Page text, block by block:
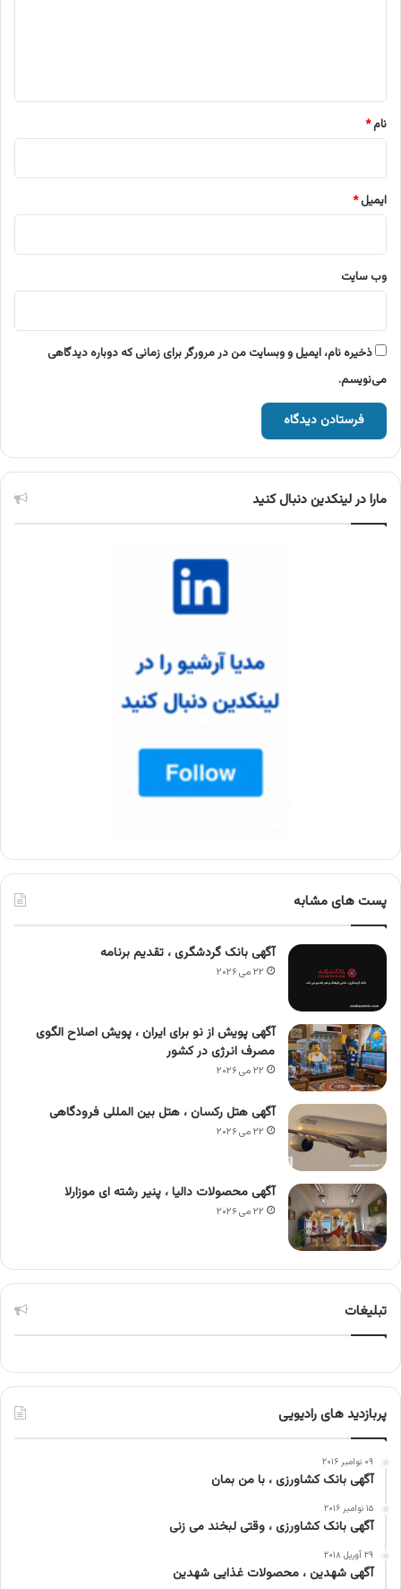
نام*
ایمیل*
وب‌ سایت
ذخیره نام، ایمیل و وبسایت من در مرورگر برای زمانی که دوباره دیدگاهی
می‌نویسم.
مارا در لینکدین دنبال کنید
پست های مشابه
آگهی بانک گردشگری ، تقدیم برنامه
۲۲ می ۲۰۲۶
آگهی پویش از نو برای ایران ، پویش اصلاح الگوی
مصرف انرژی در کشور
۲۲ می ۲۰۲۶
آگهی هتل رکسان ، هتل بین المللی فرودگاهی
۲۲ می ۲۰۲۶
آگهی محصولات دالیا ، پنیر رشته ای موزارلا
۲۲ می ۲۰۲۶
تبلیغات
پربازدید های رادیویی
۰۹ نوامبر ۲۰۱۶
آگهی بانک کشاورزی ، با من بمان
۱۵ نوامبر ۲۰۱۶
آگهی بانک کشاورزی ، وقتی لبخند می زنی
۲۹ آوریل ۲۰۱۸
آگهی شهدین ، محصولات غذایی شهدین